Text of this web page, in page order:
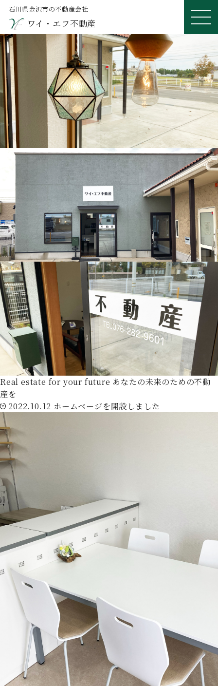
石川県金沢市の不動産会社
ワイ・エフ不動産
ME
NU
Real estate for your future あなたの未来のための不動
産を
2022.10.12 ホームページを開設しました